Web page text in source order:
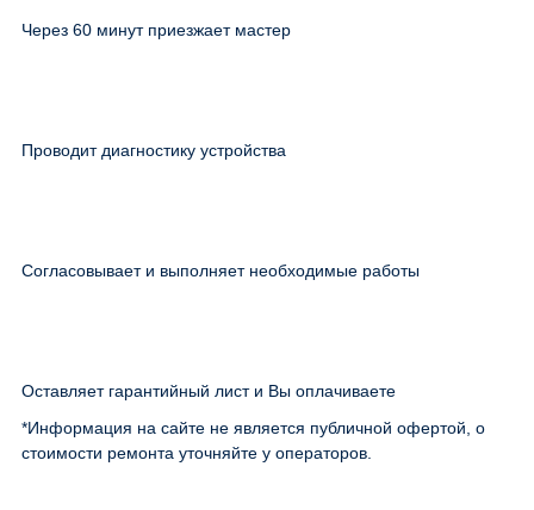
Через 60 минут приезжает мастер
Проводит диагностику устройства
Согласовывает и выполняет необходимые работы
Оставляет гарантийный лист и Вы оплачиваете
*Информация на сайте не является публичной офертой, о
стоимости ремонта уточняйте у операторов.